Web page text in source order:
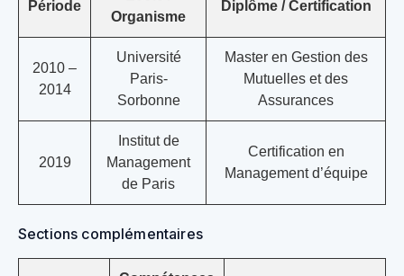
Période
Organisme
Diplôme / Certification
2010 –
2014
Université
Paris-
Sorbonne
Master en Gestion des
Mutuelles et des
Assurances
2019
Institut de
Management
de Paris
Certification en
Management d’équipe
Sections complémentaires